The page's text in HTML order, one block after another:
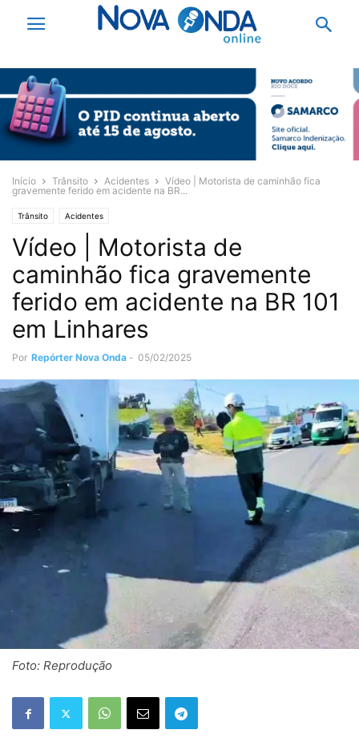
Início Trânsito Acidentes
Vídeo | Motorista de caminhão fica
gravemente ferido em acidente na BR...
Trânsito Acidentes
Vídeo | Motorista de
caminhão fica gravemente
ferido em acidente na BR 101
em Linhares
Por Repórter Nova Onda - 05/02/2025
Foto: Reprodução